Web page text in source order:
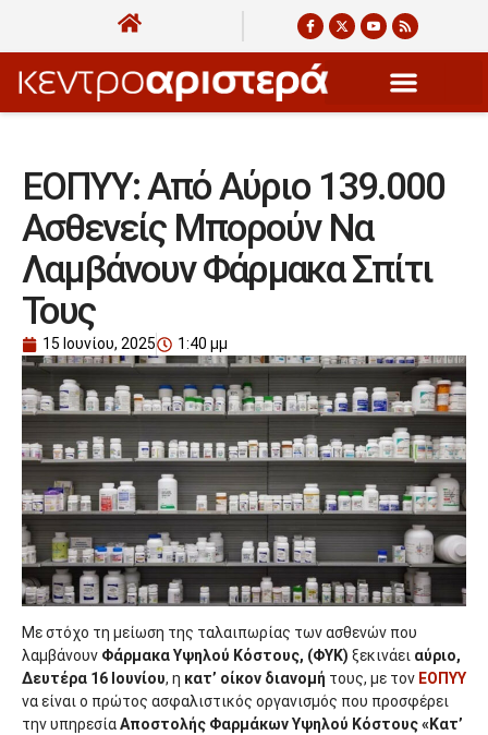
ΕΟΠΥΥ: Από Αύριο 139.000
Ασθενείς Μπορούν Να
Λαμβάνουν Φάρμακα Σπίτι
Τους
15 Ιουνίου, 2025 1:40 μμ
Με στόχο τη μείωση της ταλαιπωρίας των ασθενών που
λαμβάνουν Φάρμακα Υψηλού Κόστους, (ΦΥΚ) ξεκινάει αύριο,
Δευτέρα 16 Ιουνίου, η κατ’ οίκον διανομή τους, με τον ΕΟΠΥΥ
να είναι ο πρώτος ασφαλιστικός οργανισμός που προσφέρει
την υπηρεσίαΑποστολής Φαρμάκων Υψηλού Κόστους «Κατ’